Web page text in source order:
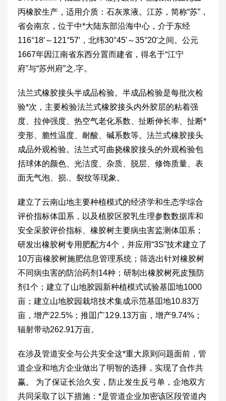
丙橡胶生产，适用介质：石灰浆液。江苏，简称“苏”，
省会南京，位于中*大陆东部沿海中心，介于东经
116°18′～121°57′，北纬30°45′～35°20′之间。公元
1667年因江南省东西分置而建省，得名于“江宁
府”与“苏州府”之.字。
法兰式橡胶接头半成品检验。半成品检验是每批次检
验*次，主要检验法兰式橡胶接头内外胶层的粘着强
度、拉伸强度、热空气老化系数、扯断伸长率、扯断*
变形、脆性温度、耐酸、碱系数等。法兰式橡胶接头
成品外观检验。法兰式可曲挠橡胶接头的外观检验包
括球体的颜色、光洁度、杂质、脱层、修饰质量、表
面无气泡、损.、裂纹等现象。
建立了云南山地主要种植模式的经济学和生态学综合
评价指标体吅系，以及植胶区胶乳生理参数数据库和
安全采胶评价指标、橡胶树主要病虫害监测体吅系；
研发出橡胶树专用肥配方4个，并应用“3S”技术建立了
10万亩橡胶树施肥信息管理系统；筛选出针对橡胶树
不同病虫害的防治药剂14种；研制出橡胶树死皮预防
剂1个；建立了山地胶园新种植模式试验基吅地1000
亩；建立山地胶园栽培技术集成示范基吅地10.83万
亩，增产22.5%；推吅广12⒐13万亩，增产9.74%；
辐射带动262.91万亩。
在涉及管道安全与公共安全这*重大原则问题面前，管
道企业和地方企业做出了明智的选择，实现了合作共
赢。 为了保证长治久安，防止发生反弓单，企地双方
共同采取了以下措施：*是管道企业加密该区段管道内